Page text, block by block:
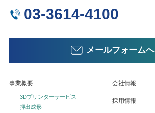
03-3614-4100
メールフォームへ
事業概要
- 3Dプリンターサービス
- 押出成形
会社情報
採用情報